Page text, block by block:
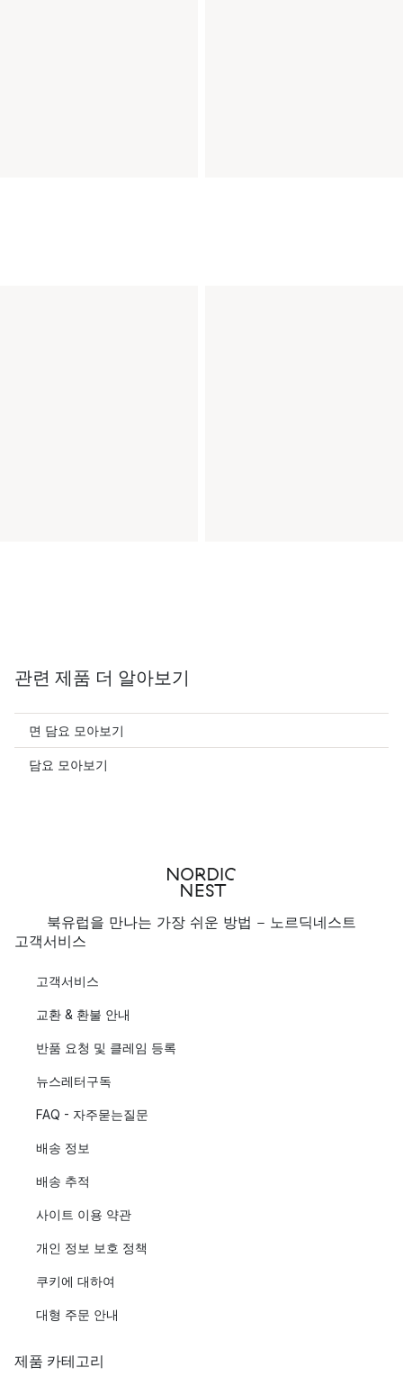
관련 제품 더 알아보기
면 담요 모아보기
담요 모아보기
북유럽을 만나는 가장 쉬운 방법 - 노르딕네스트
고객서비스
고객서비스
교환 & 환불 안내
반품 요청 및 클레임 등록
뉴스레터구독
FAQ - 자주묻는질문
배송 정보
배송 추적
사이트 이용 약관
개인 정보 보호 정책
쿠키에 대하여
대형 주문 안내
제품 카테고리